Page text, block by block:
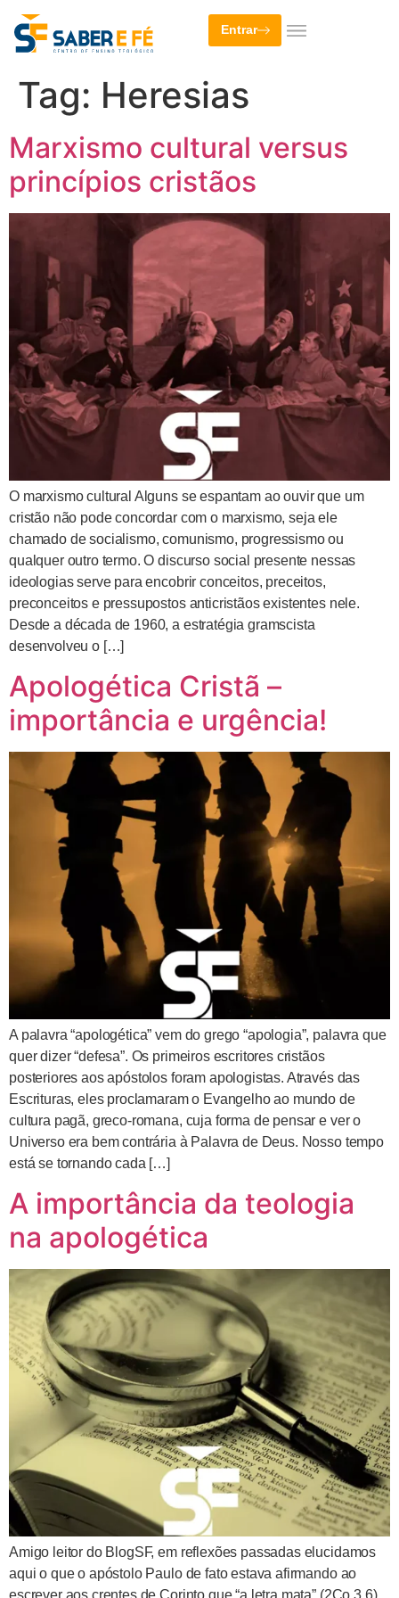
Entrar
Tag: Heresias
Marxismo cultural versus
princípios cristãos
O marxismo cultural Alguns se espantam ao ouvir que um
cristão não pode concordar com o marxismo, seja ele
chamado de socialismo, comunismo, progressismo ou
qualquer outro termo. O discurso social presente nessas
ideologias serve para encobrir conceitos, preceitos,
preconceitos e pressupostos anticristãos existentes nele.
Desde a década de 1960, a estratégia gramscista
desenvolveu o […]
Apologética Cristã –
importância e urgência!
A palavra “apologética” vem do grego “apologia”, palavra que
quer dizer “defesa”. Os primeiros escritores cristãos
posteriores aos apóstolos foram apologistas. Através das
Escrituras, eles proclamaram o Evangelho ao mundo de
cultura pagã, greco-romana, cuja forma de pensar e ver o
Universo era bem contrária à Palavra de Deus. Nosso tempo
está se tornando cada […]
A importância da teologia
na apologética
Amigo leitor do BlogSF, em reflexões passadas elucidamos
aqui o que o apóstolo Paulo de fato estava afirmando ao